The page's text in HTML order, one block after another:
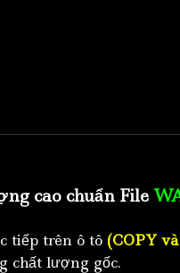
cao chuẩn File
tiếp trên ô tô (COPY
chất lượng gốc.